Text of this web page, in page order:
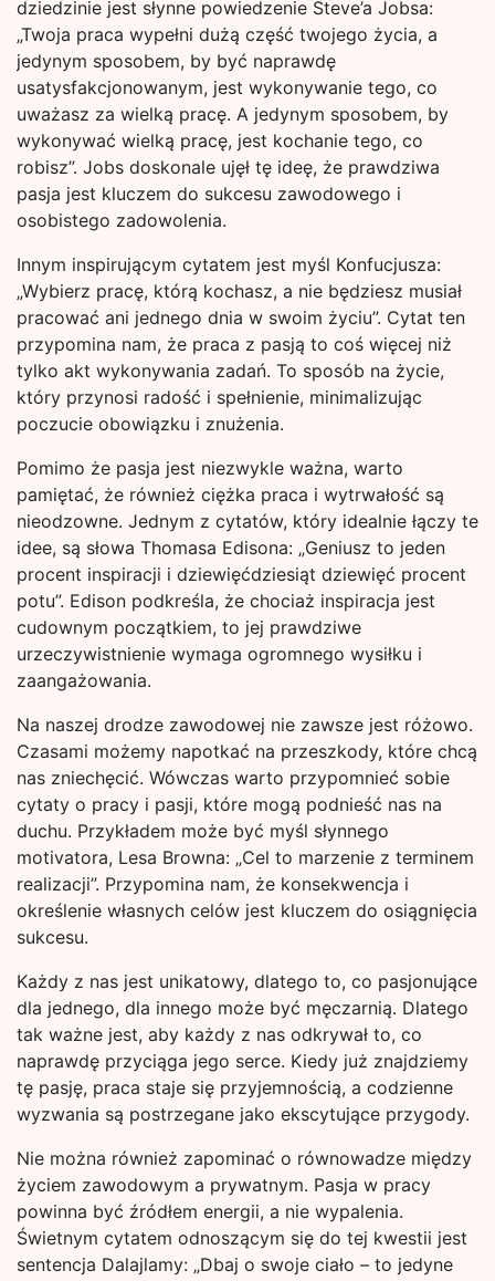
dziedzinie jest słynne powiedzenie Steve’a Jobsa:
„Twoja praca wypełni dużą część twojego życia, a
jedynym sposobem, by być naprawdę
usatysfakcjonowanym, jest wykonywanie tego, co
uważasz za wielką pracę. A jedynym sposobem, by
wykonywać wielką pracę, jest kochanie tego, co
robisz”. Jobs doskonale ujęł tę ideę, że prawdziwa
pasja jest kluczem do sukcesu zawodowego i
osobistego zadowolenia.
Innym inspirującym cytatem jest myśl Konfucjusza:
„Wybierz pracę, którą kochasz, a nie będziesz musiał
pracować ani jednego dnia w swoim życiu”. Cytat ten
przypomina nam, że praca z pasją to coś więcej niż
tylko akt wykonywania zadań. To sposób na życie,
który przynosi radość i spełnienie, minimalizując
poczucie obowiązku i znużenia.
Pomimo że pasja jest niezwykle ważna, warto
pamiętać, że również ciężka praca i wytrwałość są
nieodzowne. Jednym z cytatów, który idealnie łączy te
idee, są słowa Thomasa Edisona: „Geniusz to jeden
procent inspiracji i dziewięćdziesiąt dziewięć procent
potu”. Edison podkreśla, że chociaż inspiracja jest
cudownym początkiem, to jej prawdziwe
urzeczywistnienie wymaga ogromnego wysiłku i
zaangażowania.
Na naszej drodze zawodowej nie zawsze jest różowo.
Czasami możemy napotkać na przeszkody, które chcą
nas zniechęcić. Wówczas warto przypomnieć sobie
cytaty o pracy i pasji, które mogą podnieść nas na
duchu. Przykładem może być myśl słynnego
motivatora, Lesa Browna: „Cel to marzenie z terminem
realizacji”. Przypomina nam, że konsekwencja i
określenie własnych celów jest kluczem do osiągnięcia
sukcesu.
Każdy z nas jest unikatowy, dlatego to, co pasjonujące
dla jednego, dla innego może być męczarnią. Dlatego
tak ważne jest, aby każdy z nas odkrywał to, co
naprawdę przyciąga jego serce. Kiedy już znajdziemy
tę pasję, praca staje się przyjemnością, a codzienne
wyzwania są postrzegane jako ekscytujące przygody.
Nie można również zapominać o równowadze między
życiem zawodowym a prywatnym. Pasja w pracy
powinna być źródłem energii, a nie wypalenia.
Świetnym cytatem odnoszącym się do tej kwestii jest
sentencja Dalajlamy: „Dbaj o swoje ciało – to jedyne